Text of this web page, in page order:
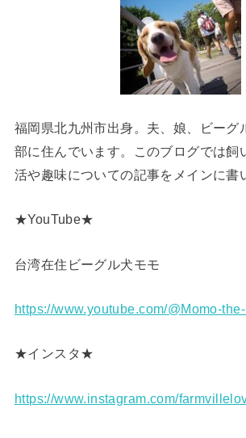
福岡県北九州市出身。夫、娘、ビーグ
部に住んでいます。このブログでは飼
活や趣味についての記事をメインに書
★YouTube★
台湾在住ビーグル犬モモ
https://www.youtube.com/@Momo-
★インスタ★
https://www.instagram.com/